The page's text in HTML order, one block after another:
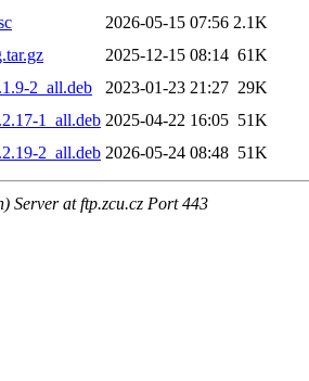
2026-05-15 07:56 2.1K
2025-12-15 08:14 61K
2_all.deb
2023-01-23 21:27 29K
1_all.deb 2025-04-22 16:05 51K
2_all.deb 2026-05-24 08:48 51K
Server at ftp.zcu.cz Port 443